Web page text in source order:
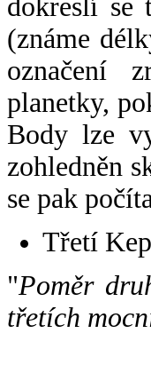
dokreslí se
(známe
označení
planetky,
Body lze
zohledněn
se pak
Třetí
"Poměr
třetích